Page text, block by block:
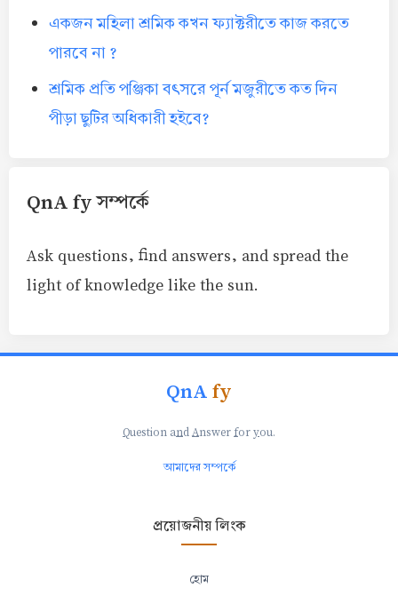
একজন মহিলা শ্রমিক কখন ফ্যাক্টরীতে কাজ করতে
পারবে না ?
শ্রমিক প্রতি পঞ্জিকা বৎসরে পূর্ন মজুরীতে কত দিন
পীড়া ছুটির অধিকারী হইবে?
QnA fy সম্পর্কে
Ask questions, find answers, and spread the
light of knowledge like the sun.
QnAfy
Question andAnswer foryou.
আমাদের সম্পর্কে
প্রয়োজনীয় লিংক
হোম